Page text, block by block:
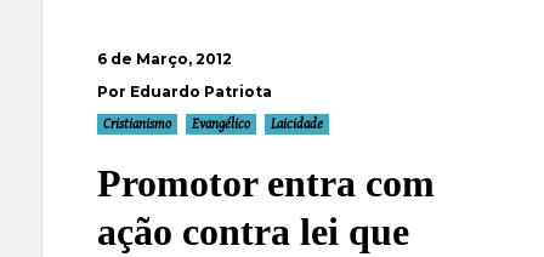
6 de Março, 2012
Por Eduardo Patriota
Cristianismo Evangélico Laicidade
Promotor entra com
ação contra lei que